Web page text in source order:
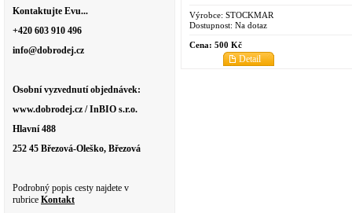
Kontaktujte Evu...
+420 603 910 496
info@dobrodej.cz
Osobní vyzvednutí objednávek:
www.dobrodej.cz / InBIO s.r.o.
Hlavní 488
252 45 Březová-Oleško, Březová
Podrobný popis cesty najdete v
rubrice Kontakt
Výrobce: STOCKMAR
Dostupnost: Na dotaz
Cena: 500 Kč
Detail